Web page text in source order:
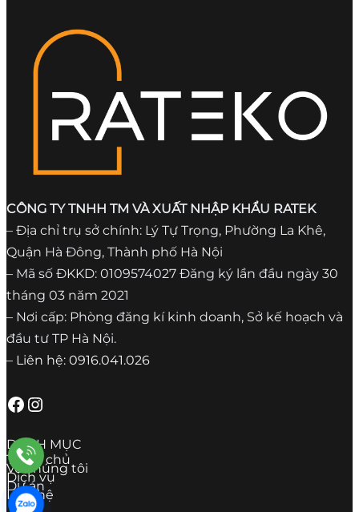
CÔNG TY TNHH TM VÀ XUẤT NHẬP KHẨU RATEK
– Địa chỉ trụ sở chính: Lý Tự Trọng, Phường La Khê,
Quận Hà Đông, Thành phố Hà Nội
– Mã số ĐKKD: 0109574027 Đăng ký lần đầu ngày 30
tháng 03 năm 2021
– Nơi cấp: Phòng đăng kí kinh doanh, Sở kế hoạch và
đầu tư TP Hà Nội.
– Liên hệ: 0916.041.026
Facebook Instagram
DANH MỤC
Trang chủ
Về chúng tôi
Dịch vụ
Dự án
Liên hệ